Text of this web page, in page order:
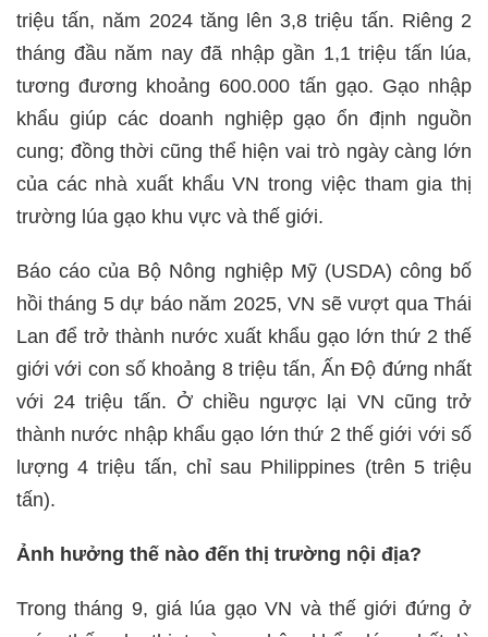
triệu tấn, năm 2024 tăng lên 3,8 triệu tấn. Riêng 2
tháng đầu năm nay đã nhập gần 1,1 triệu tấn lúa,
tương đương khoảng 600.000 tấn gạo. Gạo nhập
khẩu giúp các doanh nghiệp gạo ổn định nguồn
cung; đồng thời cũng thể hiện vai trò ngày càng lớn
của các nhà xuất khẩu VN trong việc tham gia thị
trường lúa gạo khu vực và thế giới.
Báo cáo của Bộ Nông nghiệp Mỹ (USDA) công bố
hồi tháng 5 dự báo năm 2025, VN sẽ vượt qua Thái
Lan để trở thành nước xuất khẩu gạo lớn thứ 2 thế
giới với con số khoảng 8 triệu tấn, Ấn Độ đứng nhất
với 24 triệu tấn. Ở chiều ngược lại VN cũng trở
thành nước nhập khẩu gạo lớn thứ 2 thế giới với số
lượng 4 triệu tấn, chỉ sau Philippines (trên 5 triệu
tấn).
Ảnh hưởng thế nào đến thị trường nội địa?
Trong tháng 9, giá lúa gạo VN và thế giới đứng ở